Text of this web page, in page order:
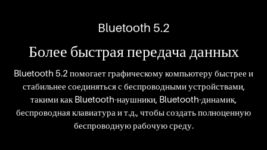
Bluetooth 5.2
Более быстрая передача данных
Bluetooth 5.2 помогает графическому компьютеру быстрее и
стабильнее соединяться с беспроводными устройствами,
такими как Bluetooth-наушники, Bluetooth-динамик,
беспроводная клавиатура и т.д., чтобы создать полноценную
беспроводную рабочую среду.